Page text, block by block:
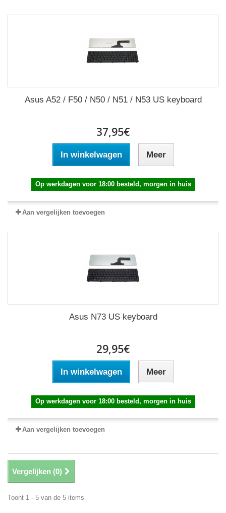
Asus A52 / F50 / N50 / N51 / N53 US keyboard
37,95€
In winkelwagen Meer
Op werkdagen voor 18:00 besteld, morgen in huis
Aan vergelijken toevoegen
Asus N73 US keyboard
29,95€
In winkelwagen Meer
Op werkdagen voor 18:00 besteld, morgen in huis
Aan vergelijken toevoegen
Vergelijken (0)
Toont 1 - 5 van de 5 items